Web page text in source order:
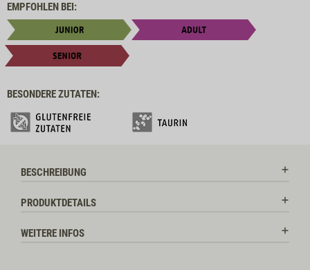
EMPFOHLEN BEI:
BESONDERE ZUTATEN:
BESCHREIBUNG
PRODUKTDETAILS
WEITERE INFOS